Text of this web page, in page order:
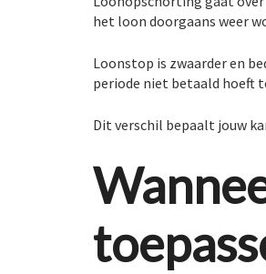
het loon doorgaans weer
Loonstop is zwaarder en
periode niet betaald hoeft
Dit verschil bepaalt jouw